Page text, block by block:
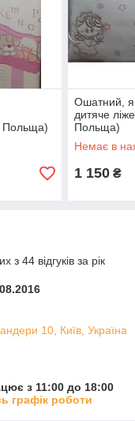
Польща)
Ошатний,
дитяче
Польща)
Немає в
1 150 ₴
з 44 відгуків за рік
10, Київ, Україна
з 11:00 до 18:00
графік роботи